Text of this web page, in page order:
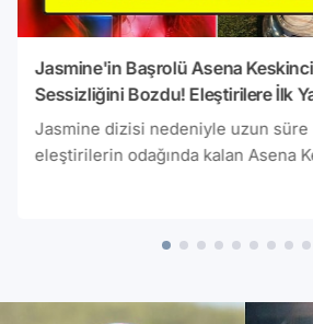
Jasmine'in Başrolü Asena Keskinci
Sessizliğini Bozdu! Eleştirilere İlk
Jasmine dizisi nedeniyle uzun süre
eleştirilerin odağında kalan Asena
sessizliğini bozdu. Genç oyuncu,